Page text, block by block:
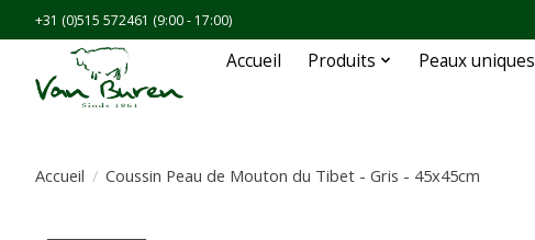
+31 (0)515 572461 (9:00 - 17:00)
Accueil Produits Peaux uniques
Accueil / Coussin Peau de Mouton du Tibet - Gris - 45x45cm